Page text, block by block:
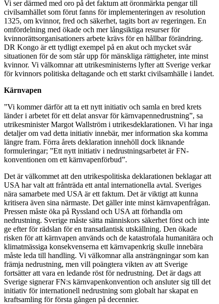
Vi ser därmed med oro på det faktum att öronmärkta pengar till
civilsamhället som förut fanns för implementeringen av resolution
1325, om kvinnor, fred och säkerhet, tagits bort av regeringen. En
omfördelning med ökade och mer långsiktiga resurser för
kvinnorättsorganisationers arbete krävs för en hållbar förändring.
DR Kongo är ett tydligt exempel på en akut och mycket svår
situationen för de som står upp för mänskliga rättigheter, inte minst
kvinnor. Vi välkomnar att utrikesministerns lyfter att Sverige verkar
för kvinnors politiska deltagande och ett starkt civilsamhälle i landet.
Kärnvapen
”Vi kommer därför att ta ett nytt initiativ och samla en bred krets
länder i arbetet för ett delat ansvar för kärnvapennedrustning”, sa
utrikesminister Margot Wallström i utrikesdeklarationen. Vi har inga
detaljer om vad detta initiativ innebär, mer information ska komma
längre fram. Förra årets deklaration innehöll dock liknande
formuleringar; ”Ett nytt initiativ i nedrustningsarbetet är FN-
konventionen om ett kärnvapenförbud”.
Det är välkommet att den utrikespolitiska deklarationen beklagar att
USA har valt att frånträda ett antal internationella avtal. Sveriges
nära samarbete med USA är ett faktum. Det är viktigt att kunna
kritisera även sina närmaste. Det gäller inte minst kärnvapenfrågan.
Pressen måste öka på Ryssland och USA att förhandla om
nedrustning. Sverige måste sätta människors säkerhet först och inte
ge efter för rädslan för en transatlantisk utskällning. Den ökade
risken för att kärnvapen används och de katastrofala humanitära och
klimatmässiga konsekvenserna ett kärnvapenkrig skulle innebära
måste leda till handling. Vi välkomnar alla ansträngningar som kan
främja nedrustning, men vill poängtera vikten av att Sverige
fortsätter att vara en ledande röst för nedrustning. Det är dags att
Sverige signerar FN:s kärnvapenkonvention och ansluter sig till det
initiativ för internationell nedrustning som globalt har skapat en
kraftsamling för första gången på decennier.